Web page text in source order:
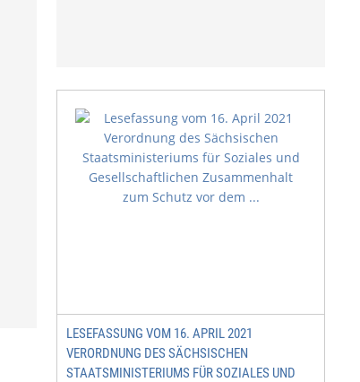
LESEFASSUNG VOM 16. APRIL 2021
VERORDNUNG DES SÄCHSISCHEN
STAATSMINISTERIUMS FÜR SOZIALES UND